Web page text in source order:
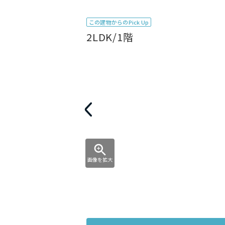
この建物からのPick Up
2LDK/1階
画像を拡大